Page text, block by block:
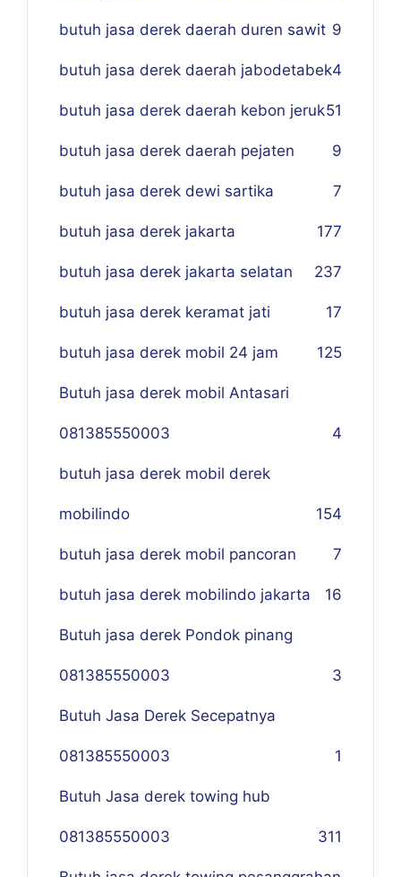
butuh jasa derek daerah duren sawit 9
butuh jasa derek daerah jabodetabek4
butuh jasa derek daerah kebon jeruk51
butuh jasa derek daerah pejaten 9
butuh jasa derek dewi sartika 7
butuh jasa derek jakarta 177
butuh jasa derek jakarta selatan 237
butuh jasa derek keramat jati 17
butuh jasa derek mobil 24 jam 125
Butuh jasa derek mobil Antasari
081385550003 4
butuh jasa derek mobil derek
mobilindo 154
butuh jasa derek mobil pancoran 7
butuh jasa derek mobilindo jakarta 16
Butuh jasa derek Pondok pinang
081385550003 3
Butuh Jasa Derek Secepatnya
081385550003 1
Butuh Jasa derek towing hub
081385550003 311